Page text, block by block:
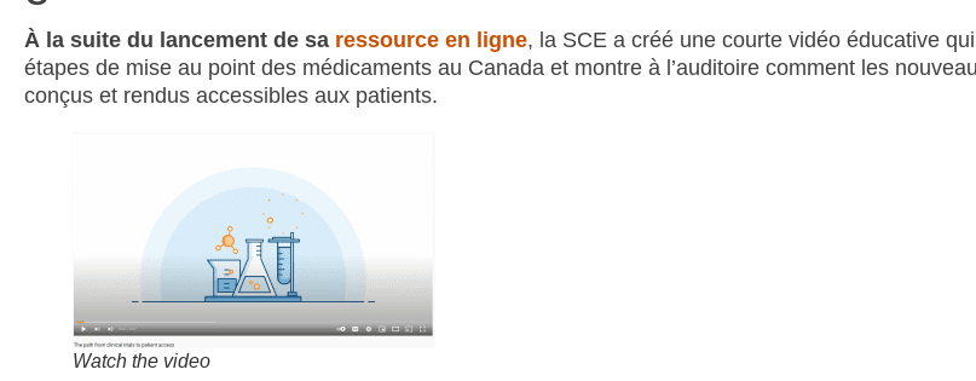
À la suite du lancement de sa ressource en ligne, la SCE a créé une courte vidéo éducative
étapes de mise au point des médicaments au Canada et montre à l’auditoire comment les
conçus et rendus accessibles aux patients.
Watch the video